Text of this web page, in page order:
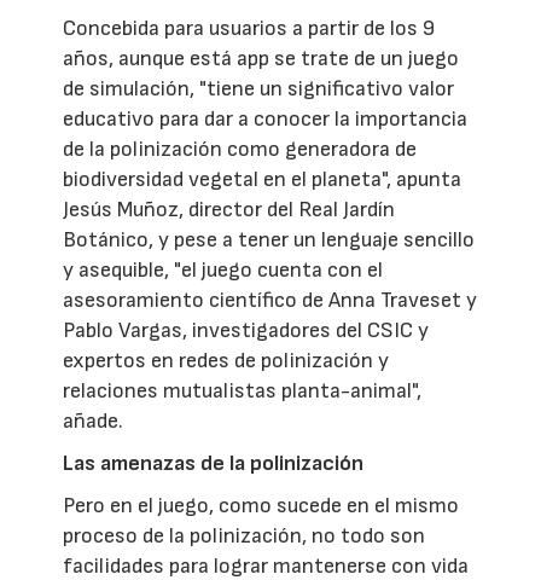
Concebida para usuarios a partir de los 9
años, aunque está app se trate de un juego
de simulación, "tiene un significativo valor
educativo para dar a conocer la importancia
de la polinización como generadora de
biodiversidad vegetal en el planeta", apunta
Jesús Muñoz, director del Real Jardín
Botánico, y pese a tener un lenguaje sencillo
y asequible, "el juego cuenta con el
asesoramiento científico de Anna Traveset y
Pablo Vargas, investigadores del CSIC y
expertos en redes de polinización y
relaciones mutualistas planta-animal",
añade.
Las amenazas de la polinización
Pero en el juego, como sucede en el mismo
proceso de la polinización, no todo son
facilidades para lograr mantenerse con vida